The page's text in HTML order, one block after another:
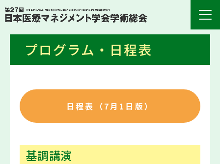
プログラム・日程表
日程表（7月1日版）
基調講演